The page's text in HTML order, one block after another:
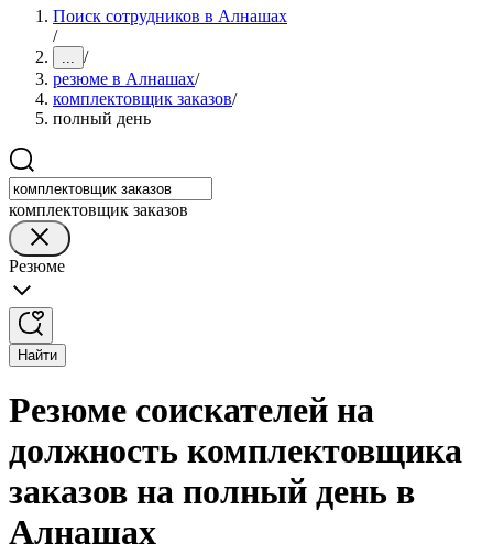
Поиск сотрудников в Алнашах
/
... /
резюме в Алнашах/
комплектовщик заказов/
полный день
комплектовщик заказов
Резюме
Найти
Резюме соискателей на
должность комплектовщика
заказов на полный день в
Алнашах